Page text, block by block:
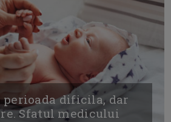
perioada dificila, dar
Sfatul medicului